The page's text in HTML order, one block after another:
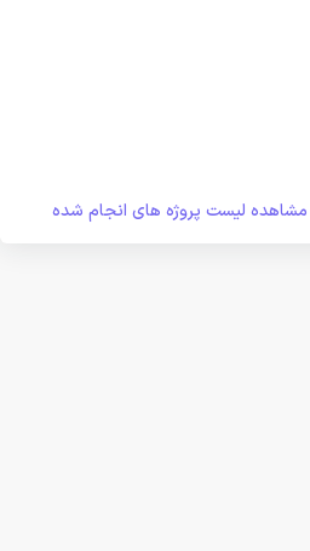
مشاهده لیست پروژه های انجام شده